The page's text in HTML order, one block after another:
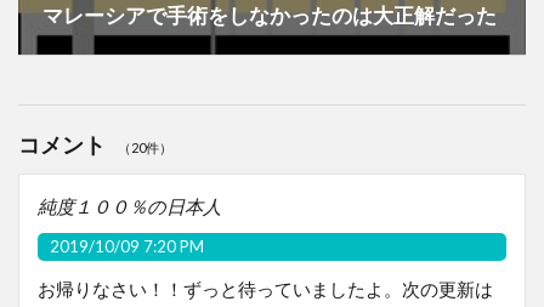
マレーシアで手術をしなかったのは大正解だった
コメント （20件）
純度１００％の日本人
2019/10/09 7:20 PM
お帰りなさい！！ずっと待っていましたよ。次の更新は